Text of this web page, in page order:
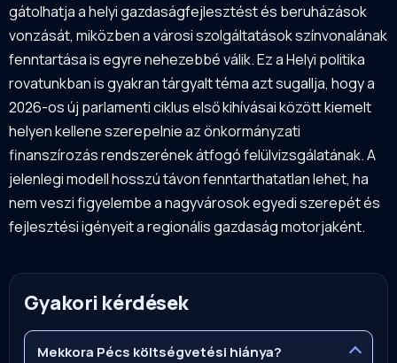
gátolhatja a helyi gazdaságfejlesztést és beruházások
vonzását, miközben a városi szolgáltatások színvonalának
fenntartása is egyre nehezebbé válik. Ez a Helyi politika
rovatunkban is gyakran tárgyalt téma azt sugallja, hogy a
2026-os új parlamenti ciklus első kihívásai között kiemelt
helyen kellene szerepelnie az önkormányzati
finanszírozás rendszerének átfogó felülvizsgálatának. A
jelenlegi modell hosszú távon fenntarthatatlan lehet, ha
nem veszi figyelembe a nagyvárosok egyedi szerepét és
fejlesztési igényeit a regionális gazdaság motorjaként.
Gyakori kérdések
Mekkora Pécs költségvetési hiánya?